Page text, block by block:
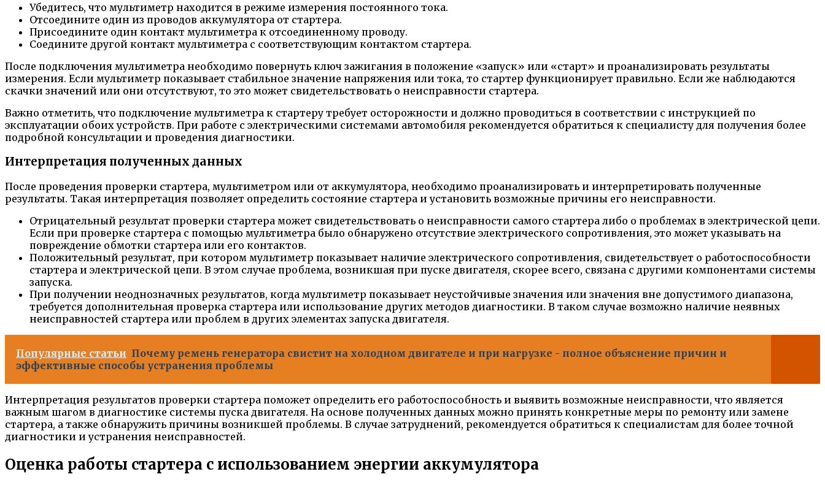
Убедитесь, что мультиметр находится в режиме измерения постоянного тока.
Отсоедините один из проводов аккумулятора от стартера.
Присоедините один контакт мультиметра к отсоединенному проводу.
Соедините другой контакт мультиметра с соответствующим контактом стартера.
После подключения мультиметра необходимо повернуть ключ зажигания в положение «запуск» или «старт» и проанализировать результаты
измерения. Если мультиметр показывает стабильное значение напряжения или тока, то стартер функционирует правильно. Если же наблюдаются
скачки значений или они отсутствуют, то это может свидетельствовать о неисправности стартера.
Важно отметить, что подключение мультиметра к стартеру требует осторожности и должно проводиться в соответствии с инструкцией по
эксплуатации обоих устройств. При работе с электрическими системами автомобиля рекомендуется обратиться к специалисту для получения более
подробной консультации и проведения диагностики.
Интерпретация полученных данных
После проведения проверки стартера, мультиметром или от аккумулятора, необходимо проанализировать и интерпретировать полученные
результаты. Такая интерпретация позволяет определить состояние стартера и установить возможные причины его неисправности.
Отрицательный результат проверки стартера может свидетельствовать о неисправности самого стартера либо о проблемах в электрической цепи.
Если при проверке стартера с помощью мультиметра было обнаружено отсутствие электрического сопротивления, это может указывать на
повреждение обмотки стартера или его контактов.
Положительный результат, при котором мультиметр показывает наличие электрического сопротивления, свидетельствует о работоспособности
стартера и электрической цепи. В этом случае проблема, возникшая при пуске двигателя, скорее всего, связана с другими компонентами системы
запуска.
При получении неоднозначных результатов, когда мультиметр показывает неустойчивые значения или значения вне допустимого диапазона,
требуется дополнительная проверка стартера или использование других методов диагностики. В таком случае возможно наличие неявных
неисправностей стартера или проблем в других элементах запуска двигателя.
Популярные статьи Почему ремень генератора свистит на холодном двигателе и при нагрузке - полное объяснение причин и
эффективные способы устранения проблемы
Интерпретация результатов проверки стартера поможет определить его работоспособность и выявить возможные неисправности, что является
важным шагом в диагностике системы пуска двигателя. На основе полученных данных можно принять конкретные меры по ремонту или замене
стартера, а также обнаружить причины возникшей проблемы. В случае затруднений, рекомендуется обратиться к специалистам для более точной
диагностики и устранения неисправностей.
Оценка работы стартера с использованием энергии аккумулятора